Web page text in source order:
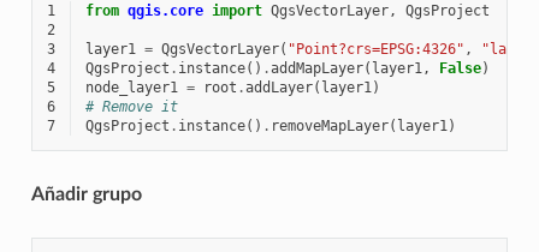
1 from qgis.core import QgsVectorLayer,
QgsProject
2
3
layer1 = QgsVectorLayer( "Point?crs=EPSG:4326" ,
"layer
4
QgsProject . instance() .addMapLayer( layer1, False)
5
node_layer1 = root .addLayer( layer1)
6
# Remove it
7
QgsProject . instance() . removeMapLayer( layer1)
Añadir grupo